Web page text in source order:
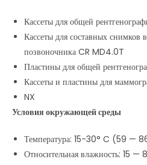
Кассеты для общей
Кассеты для составных снимков
позвоночника CR MD4.0T
Пластины для общей
Кассеты и пластины для
NX
Условия окружающей среды
Температура: 15-30° C (59 —
Относительная влажность: 15 —